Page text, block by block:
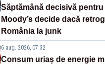
Săptămână decisivă
Moody’s decide dacă
România la junk
6 aug. 2026, 07:32
Consum uriaș de energie